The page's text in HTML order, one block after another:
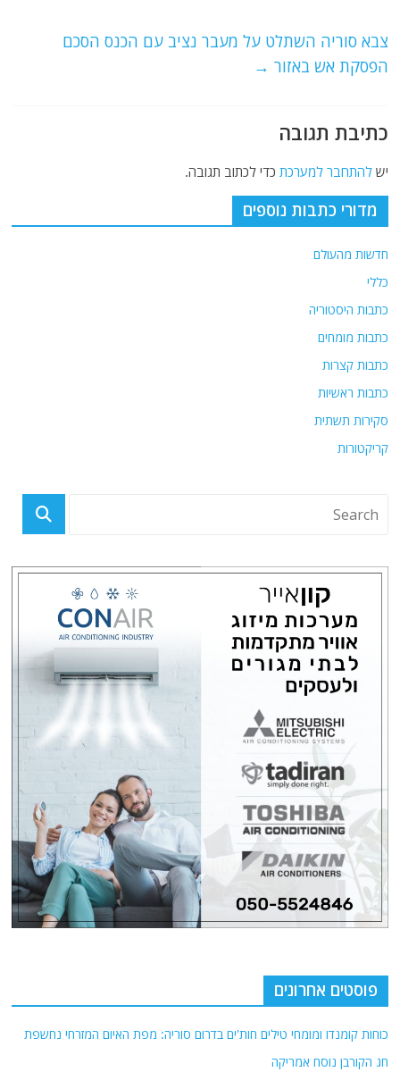
p
o
צבא סוריה השתלט על מעבר נציב עם הכנס הסכם
הפסקת אש באזור →
כתיבת תגובה
ישלהתחבר למערכת כדי לכתוב תגובה.
מדורי כתבות נוספים
חדשות מהעולם
כללי
כתבות היסטוריה
כתבות מומחים
כתבות קצרות
כתבות ראשיות
סקירות תשתית
קריקטורות
פוסטים אחרונים
כוחות קומנדו ומומחי טילים חות'ים בדרום סוריה: מפת האיום המזרחי נחשפת
חג הקורבן נוסח אמריקה